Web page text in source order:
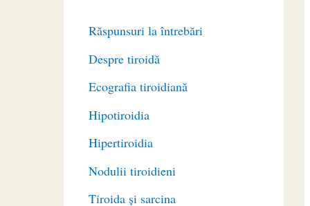
Răspunsuri la întrebări
Despre tiroidă
Ecografia tiroidiană
Hipotiroidia
Hipertiroidia
Nodulii tiroidieni
Tiroida și sarcina